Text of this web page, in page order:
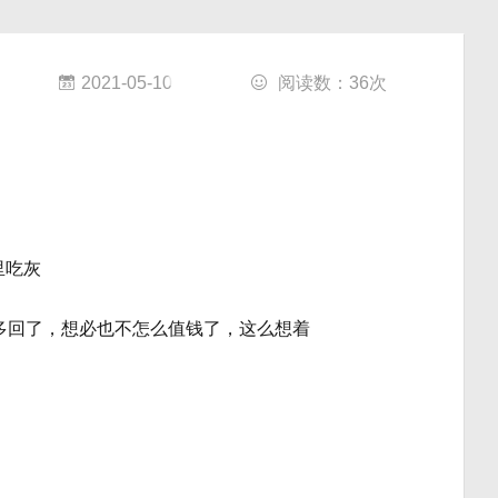
阅读数： 36次
2021-05-10
吃灰
了，想必也不怎么值钱了，这么想着